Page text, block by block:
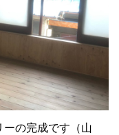
の完成です（山